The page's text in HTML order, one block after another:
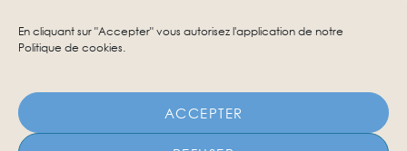
En cliquant sur "Accepter" vous autorisez l'application de notre
Politique de cookies.
ACCEPTER
Mentions légales
Cookies